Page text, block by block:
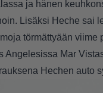
ja hänen
Lisäksi Heche sai
törmättyään viime
Angelesissa Mar
Hechen auto